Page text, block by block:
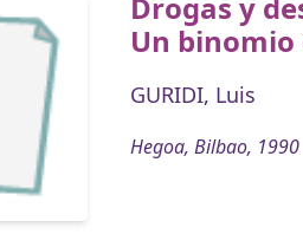
Drogas y
Un
GURIDI, Luis
Hegoa, Bilbao, 1990